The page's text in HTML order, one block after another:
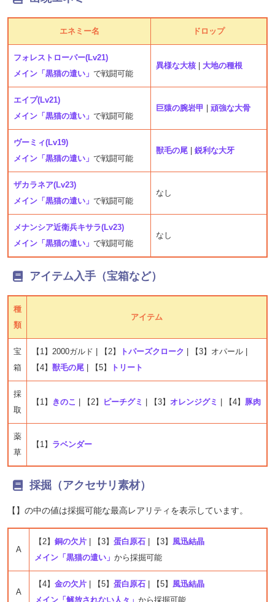
エネミー名 ドロップ
フォレストローパー(Lv21)
メイン「黒猫の遣い」 で戦闘可能
異様な大核 大地の種根
エイプ(Lv21)
メイン「黒猫の遣い」 で戦闘可能
巨猿の腕岩甲 頑強な大骨
ヴーミィ(Lv19)
メイン「黒猫の遣い」 で戦闘可能
獣毛の尾 鋭利な大牙
ザカラネア(Lv23)
メイン「黒猫の遣い」 で戦闘可能
なし
メナンシア近衛兵キサラ(Lv23)
メイン「黒猫の遣い」 で戦闘可能
なし
アイテム入手（宝箱など）
種
類
アイテム
宝
箱
【1】2000ガルド | 【2】 トパーズクローク | 【3】オパール |
【4】 獣毛の尾 | 【5】 トリート
採
取
【1】 きのこ | 【2】 ピーチグミ | 【3】 オレンジグミ | 【4】 豚肉
薬
草
【1】 ラベンダー
採掘（アクセサリ素材）
【】の中の値は採掘可能な最高レアリティを表示しています。
A
【2】 銅の欠片 | 【3】 蛋白原石 | 【3】 風迅結晶
メイン「黒猫の遣い」 から採掘可能
A
【4】 金の欠片 | 【5】 蛋白原石 | 【5】 風迅結晶
メイン「解放されない人々」 から採掘可能